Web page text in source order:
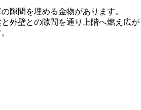
隙間を埋める金物があります。
外壁との隙間を通り上階へ燃え広